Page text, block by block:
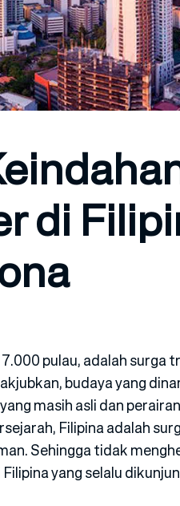
di
pulau, adalah surga
budaya yang
masih asli dan
Filipina adalah
Sehingga tidak
yang selalu